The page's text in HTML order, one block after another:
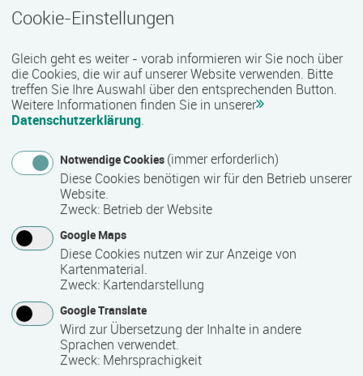
Qualifizierungen in zahlreichen Berufsfeldern und richtet sich
an unterschiedliche Zielgruppen. Neben Weiterbildungen im
sozialen Bereich werden unter anderem kaufmännische,
technische, gewerblich-handwerkliche sowie IT-bezogene
Qualifizierungen angeboten. Je nach Maßnahme besteht
zudem die Möglichkeit, anerkannte Zusatzqualifikationen
und Zertifikate zu erwerben, die den beruflichen Werdegang
Qualität und Besonderheiten:
Als zertifizierter Bildungsträger erfüllt COMCAVE die
Qualitätsanforderungen für die Förderung von
Weiterbildungsmaßnahmen durch öffentliche Kostenträger
wie die Agentur für Arbeit oder Jobcenter. Viele Angebote
sind nach der AZAV (Akkreditierungs- und
Zulassungsverordnung Arbeitsförderung) zugelassen und
damit förderfähig. Mit einem vielfältigen Bildungsangebot,
praxisnahen Inhalten und einer bundesweiten Präsenz
unterstützt COMCAVE Menschen bei ihrer beruflichen
Cookie-Einstellungen
Gleich geht es weiter - vorab informieren wir Sie noch über
die Cookies, die wir auf unserer Website verwenden. Bitte
treffen Sie Ihre Auswahl über den entsprechenden Button.
Weitere Informationen finden Sie in unserer
Datenschutzerklärung.
Notwendige Cookies (immer erforderlich)
Diese Cookies benötigen wir für den Betrieb unserer
Website.
Zweck: Betrieb der Website
Google Maps
Diese Cookies nutzen wir zur Anzeige von
Kartenmaterial.
Zweck: Kartendarstellung
Google Translate
Wird zur Übersetzung der Inhalte in andere
Sprachen verwendet.
Zweck: Mehrsprachigkeit